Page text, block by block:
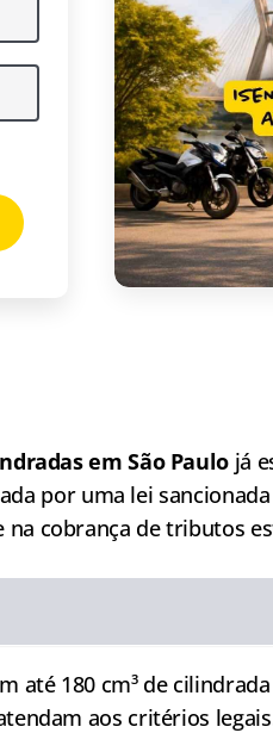
em São Paulo já
por uma lei
cobrança de tributos
até 180 cm³ de
aos critérios